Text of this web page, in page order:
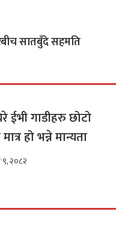
सातबुँदे सहमति
ईभी गाडीहरु छोटो
हो भन्ने मान्यता
९, २०८२